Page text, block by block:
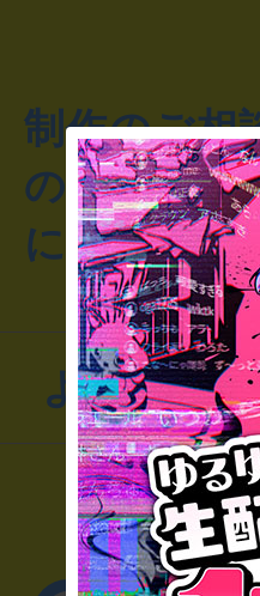
制作のご相
のお客様か
にお問い合
よくある
▼